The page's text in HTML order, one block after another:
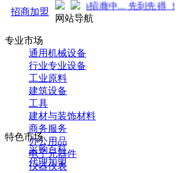
招商加盟
来袭！火热招商中... 先到先得 ！
网站导航
专业市场
通用机械设备
行业专业设备
工业原料
建筑设备
工具
建材与装饰材料
商务服务
办公用品
电子元器件
仪器仪表
特色市场
采购百科
代理加盟